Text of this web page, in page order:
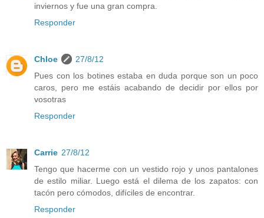
inviernos y fue una gran compra.
Responder
Chloe
27/8/12
Pues con los botines estaba en duda porque son un poco
caros, pero me estáis acabando de decidir por ellos por
vosotras
Responder
Carrie 27/8/12
Tengo que hacerme con un vestido rojo y unos pantalones
de estilo miliar. Luego está el dilema de los zapatos: con
tacón pero cómodos, difíciles de encontrar.
Responder